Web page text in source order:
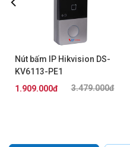
Nút bấm IP Hikvision DS-
KV6113-PE1
3.479.000đ
1.909.000đ